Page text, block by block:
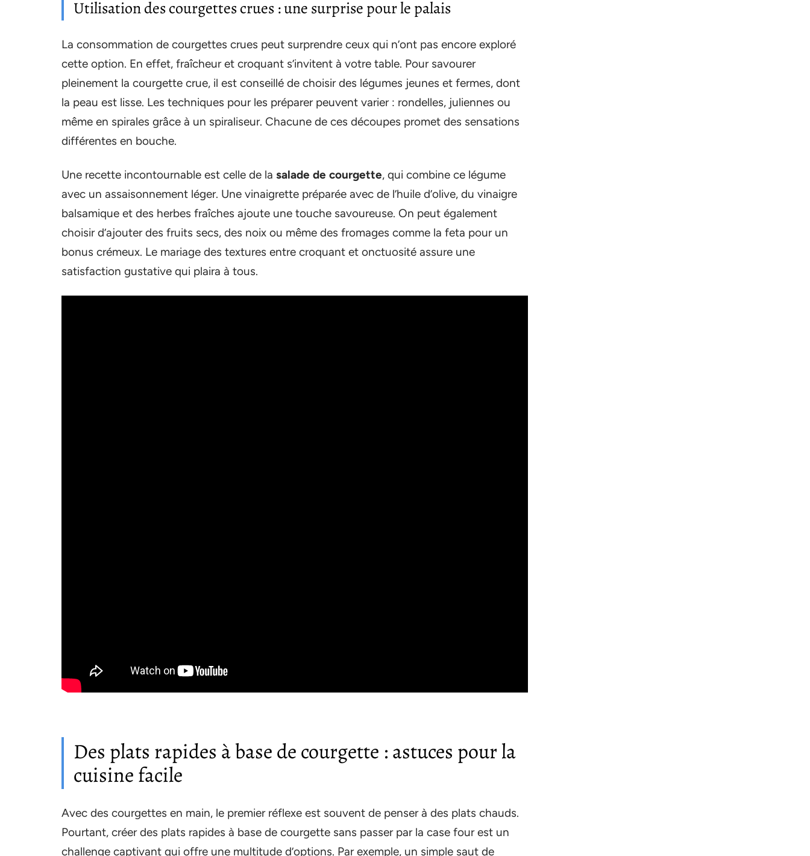
Utilisation des courgettes crues : une surprise pour le palais
La consommation de courgettes crues peut surprendre ceux qui n’ont pas encore exploré
cette option. En effet, fraîcheur et croquant s’invitent à votre table. Pour savourer
pleinement la courgette crue, il est conseillé de choisir des légumes jeunes et fermes, dont
la peau est lisse. Les techniques pour les préparer peuvent varier : rondelles, juliennes ou
même en spirales grâce à un spiraliseur. Chacune de ces découpes promet des sensations
différentes en bouche.
Une recette incontournable est celle de la salade de courgette, qui combine ce légume
avec un assaisonnement léger. Une vinaigrette préparée avec de l’huile d’olive, du vinaigre
balsamique et des herbes fraîches ajoute une touche savoureuse. On peut également
choisir d’ajouter des fruits secs, des noix ou même des fromages comme la feta pour un
bonus crémeux. Le mariage des textures entre croquant et onctuosité assure une
satisfaction gustative qui plaira à tous.
Des plats rapides à base de courgette : astuces pour la
cuisine facile
Avec des courgettes en main, le premier réflexe est souvent de penser à des plats chauds.
Pourtant, créer des plats rapides à base de courgette sans passer par la case four est un
challenge captivant qui offre une multitude d’options. Par exemple, un simple saut de